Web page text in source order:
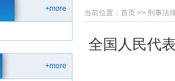
+more
+more
当前位置： 首页 >> 刑事法
全国人民代